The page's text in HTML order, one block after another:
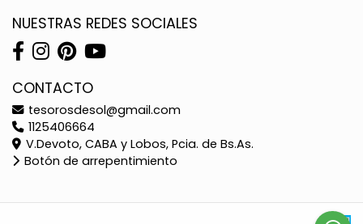
NUESTRAS REDES SOCIALES
CONTACTO
tesorosdesol@gmail.com
1125406664
V.Devoto, CABA y Lobos, Pcia. de Bs.As.
Botón de arrepentimiento